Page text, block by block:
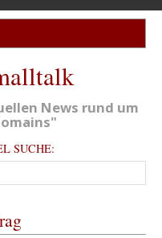
News rund um
SUCHE: